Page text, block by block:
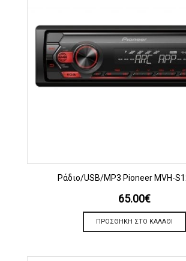
Ράδιο/USB/MP3 Pioneer MVH-
65.00€
ΠΡΟΣΘΉΚΗ ΣΤΟ ΚΑΛΆΘΙ